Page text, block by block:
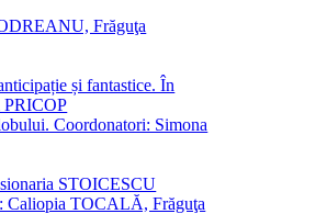
Frăguţa
și fantastice. În
PRICOP
Coordonatori: Simona
STOICESCU
Caliopia TOCALĂ, Frăguţa